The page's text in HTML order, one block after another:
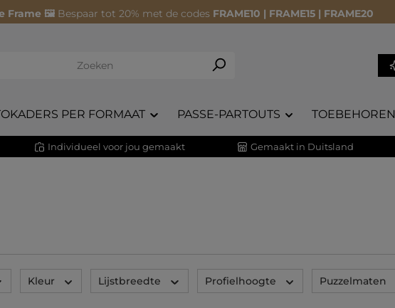
Frame 🖼️ Bespaar tot 20% met de codes FRAME10 | FRAME15 | FRAME20
PER FORMAAT PASSE-PARTOUTS TOEBEHOREN
Individueel voor jou gemaakt Gemaakt in Duitsland
Kleur Lijstbreedte Profielhoogte Puzzelmaten